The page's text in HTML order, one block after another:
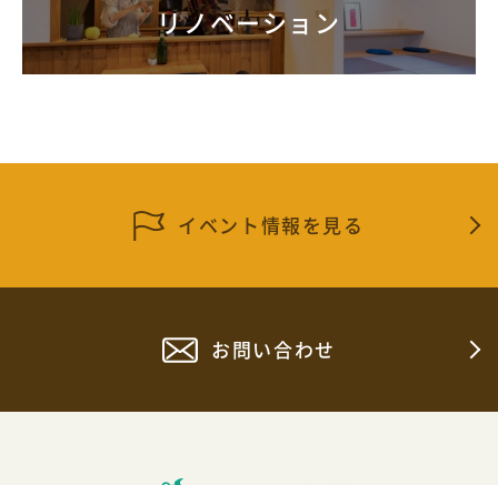
リノベーション
イベント情報を見る
お問い合わせ